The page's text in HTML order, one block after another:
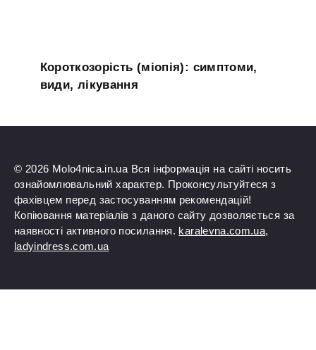
Короткозорість (міопія): симптоми,
види, лікування
© 2026 Molo4nica.in.ua Вся інформація на сайті носить
ознайомлювальний характер. Проконсультуйтеся з
фахівцем перед застосуванням рекомендацій!
Копіювання матеріалів з даного сайту дозволяється за
наявності активного посилання. karalevna.com.ua,
ladyindress.com.ua